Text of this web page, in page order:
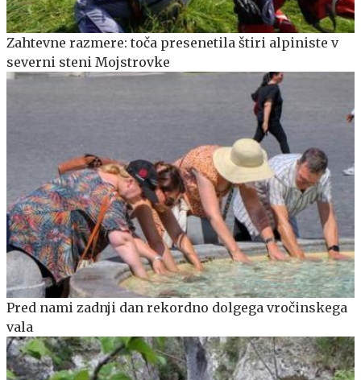
Zahtevne razmere: toča presenetila štiri alpiniste v
severni steni Mojstrovke
Pred nami zadnji dan rekordno dolgega vročinskega
vala